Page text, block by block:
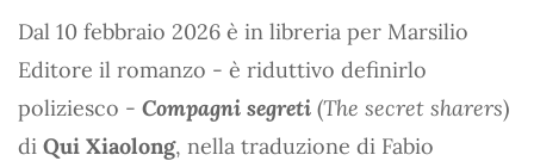
Dal 10 febbraio 2026 è in libreria per Marsilio
Editore il romanzo - è riduttivo definirlo
poliziesco - Compagni segreti (The secret sharers)
di Qui Xiaolong, nella traduzione di Fabio